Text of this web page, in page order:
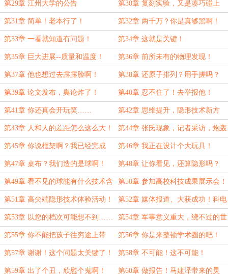
第29章 江州大学的公告 第30章 复刻实验，又是凑巧碰上
了？
第31章 简单！老本行了！ 第32章 两千万？你是真够黑啊！
第33章 一看就知道有问题！ 第34章 这就是关键！
第35章 巨大进展--质量和温度！ 第36章 前所未有的物理发现！
第37章 他也想过去露露脸啊！ 第38章 还原子排列？用手搓吗？
第39章 论文发布，舆论炸了！ 第40章 忍不住了！去举报他！
第41章 你还真会开玩笑…… 第42章 思维提升，隐形技术新方
向！
第43章 人和人的差距怎么这么大！ 第44章 张氏现象，记者采访，炮轰
杨学文！
第45章 你说框架啊？我已经完成
了！
第46章 我正在设计个大玩具！
第47章 桌布？我们造的是球啊！ 第48章 让你看见，还算隐形吗？
第49章 看不见的球能有什么技术含
量！
第50章 参加高校科技成果展示会！
第51章 高尖端隐形技术体验活动！ 第52章 媒体报道、大获成功！科电
所专家？
第53章 以您的档次可能想不到…… 第54章 军事意义重大，绕不过的世
界难题！
第55章 你不能把孩子往穷途上带
啊！
第56章 你是来整顿学术圈的吧！
第57章 谢谢！这个问题太关键了！ 第58章 不可能！这不可能！
第59章 出了个丑，欣慰个鬼啊！ 第60章 做报告！马建泽带来的灵